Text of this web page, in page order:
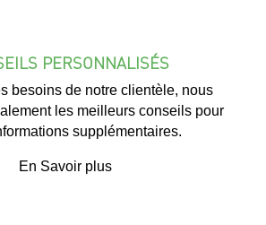
PERSONNALISÉS
besoins de notre clientèle, nous
les meilleurs conseils pour
supplémentaires.
En Savoir plus